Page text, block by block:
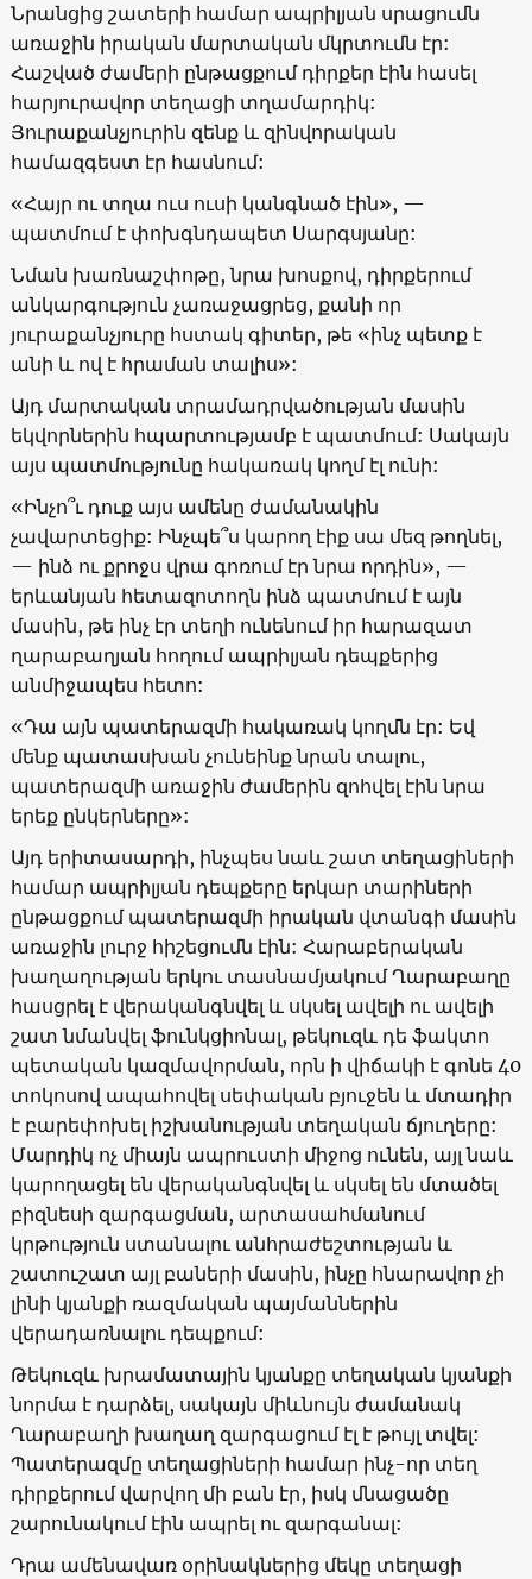
Նրանցից շատերի համար ապրիլյան սրացումն
առաջին իրական մարտական մկրտումն էր:
Հաշված ժամերի ընթացքում դիրքեր էին հասել
հարյուրավոր տեղացի տղամարդիկ:
Յուրաքանչյուրին զենք և զինվորական
համազգեստ էր հասնում:
«Հայր ու տղա ուս ուսի կանգնած էին», —
պատմում է փոխգնդապետ Սարգսյանը:
Նման խառնաշփոթը, նրա խոսքով, դիրքերում
անկարգություն չառաջացրեց, քանի որ
յուրաքանչյուրը հստակ գիտեր, թե «ինչ պետք է
անի և ով է հրաման տալիս»:
Այդ մարտական տրամադրվածության մասին
եկվորներին հպարտությամբ է պատմում: Սակայն
այս պատմությունը հակառակ կողմ էլ ունի:
«Ինչո՞ւ դուք այս ամենը ժամանակին
չավարտեցիք: Ինչպե՞ս կարող էիք սա մեզ թողնել,
— ինձ ու քրոջս վրա գոռում էր նրա որդին», —
երևանյան հետազոտողն ինձ պատմում է այն
մասին, թե ինչ էր տեղի ունենում իր հարազատ
ղարաբաղյան հողում ապրիլյան դեպքերից
անմիջապես հետո:
«Դա այն պատերազմի հակառակ կողմն էր: Եվ
մենք պատասխան չունեինք նրան տալու,
պատերազմի առաջին ժամերին զոհվել էին նրա
երեք ընկերները»:
Այդ երիտասարդի, ինչպես նաև շատ տեղացիների
համար ապրիլյան դեպքերը երկար տարիների
ընթացքում պատերազմի իրական վտանգի մասին
առաջին լուրջ հիշեցումն էին: Հարաբերական
խաղաղության երկու տասնամյակում Ղարաբաղը
հասցրել է վերականգնվել և սկսել ավելի ու ավելի
շատ նմանվել ֆունկցիոնալ, թեկուզև դե ֆակտո
պետական կազմավորման, որն ի վիճակի է գոնե 40
տոկոսով ապահովել սեփական բյուջեն և մտադիր
է բարեփոխել իշխանության տեղական ճյուղերը:
Մարդիկ ոչ միայն ապրուստի միջոց ունեն, այլ նաև
կարողացել են վերականգնվել և սկսել են մտածել
բիզնեսի զարգացման, արտասահմանում
կրթություն ստանալու անհրաժեշտության և
շատուշատ այլ բաների մասին, ինչը հնարավոր չի
լինի կյանքի ռազմական պայմաններին
վերադառնալու դեպքում:
Թեկուզև խրամատային կյանքը տեղական կյանքի
նորմա է դարձել, սակայն միևնույն ժամանակ
Ղարաբաղի խաղաղ զարգացում էլ է թույլ տվել:
Պատերազմը տեղացիների համար ինչ-որ տեղ
դիրքերում վարվող մի բան էր, իսկ մնացածը
շարունակում էին ապրել ու զարգանալ:
Դրա ամենավառ օրինակներից մեկը տեղացի